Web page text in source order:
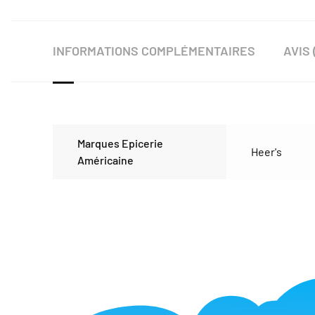
INFORMATIONS COMPLÉMENTAIRES AVIS
Marques Epicerie
Américaine
Heer's